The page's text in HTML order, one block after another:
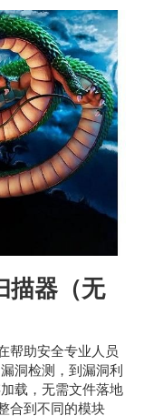
描器（无
帮助安全专业人员
洞检测，到漏洞利
载，无需文件落地
合到不同的模块